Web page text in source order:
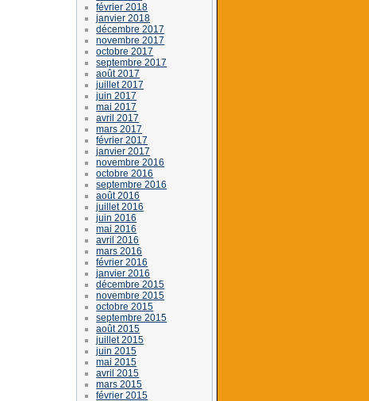
février 2018
janvier 2018
décembre 2017
novembre 2017
octobre 2017
septembre 2017
août 2017
juillet 2017
juin 2017
mai 2017
avril 2017
mars 2017
février 2017
janvier 2017
novembre 2016
octobre 2016
septembre 2016
août 2016
juillet 2016
juin 2016
mai 2016
avril 2016
mars 2016
février 2016
janvier 2016
décembre 2015
novembre 2015
octobre 2015
septembre 2015
août 2015
juillet 2015
juin 2015
mai 2015
avril 2015
mars 2015
février 2015